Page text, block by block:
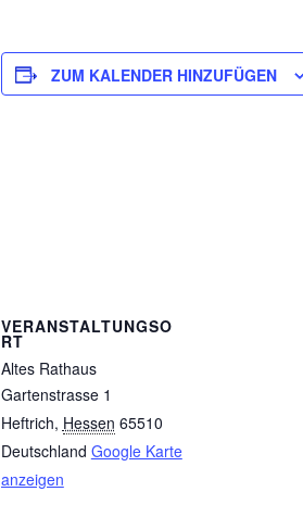
ZUM KALENDER HINZUFÜGEN
VERANSTALTUNGSO
RT
Altes Rathaus
Gartenstrasse 1
Heftrich, Hessen 65510
Deutschland Google Karte
anzeigen